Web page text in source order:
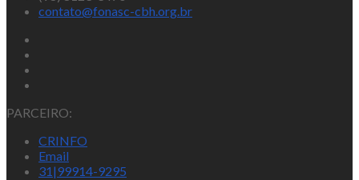
contato@fonasc-cbh.org.br
PARCEIRO:
CRINFO
Email
31|99914-9295